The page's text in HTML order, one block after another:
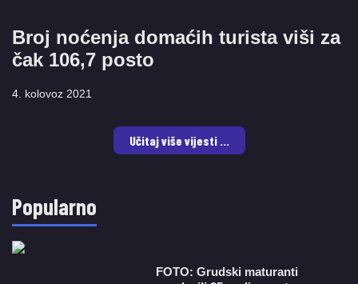
Broj noćenja domaćih turista viši za
čak 106,7 posto
4. kolovoz 2021
Učitaj više vijesti ...
Popularno
FOTO: Grudski maturanti